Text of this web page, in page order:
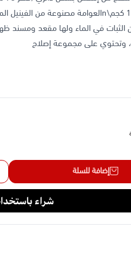
وتحتوي على مجموعة إصلاح
إضافة للسلة